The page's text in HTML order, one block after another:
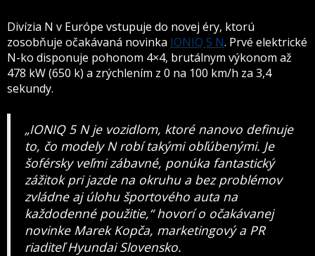
Divízia N v Európe vstupuje do novej éry, ktorú
zosobňuje očakávaná novinka IONIQ 5 N. Prvé elektrické
N-ko disponuje pohonom 4×4, brutálnym výkonom až
478 kW (650 k) a zrýchlením z 0 na 100 km/h za 3,4
sekundy.
„IONIQ 5 N je vozidlom, ktoré nanovo definuje
to, čo modely N robí takými obľúbenými. Je
šoférsky veľmi zábavné, ponúka fantastický
zážitok pri jazde na okruhu a bez problémov
zvládne aj úlohu športového auta na
každodenné použitie,“ hovorí o očakávanej
novinke Marek Kopča, marketingový a PR
riaditeľ Hyundai Slovensko.